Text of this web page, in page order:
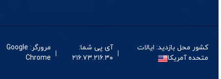
کشور محل بازدید: ایالات
متحده آمریکا
آی پی شما:
۲۱۶.۷۳.۲۱۶.۳۰
مرورگر: Google
Chrome